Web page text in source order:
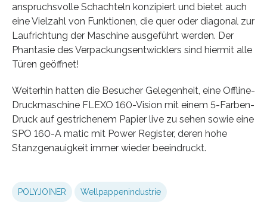
anspruchsvolle Schachteln konzipiert und bietet auch
eine Vielzahl von Funktionen, die quer oder diagonal zur
Laufrichtung der Maschine ausgeführt werden. Der
Phantasie des Verpackungsentwicklers sind hiermit alle
Türen geöffnet!
Weiterhin hatten die Besucher Gelegenheit, eine Offline-
Druckmaschine FLEXO 160-Vision mit einem 5-Farben-
Druck auf gestrichenem Papier live zu sehen sowie eine
SPO 160-A matic mit Power Register, deren hohe
Stanzgenauigkeit immer wieder beeindruckt.
POLYJOINER Wellpappenindustrie